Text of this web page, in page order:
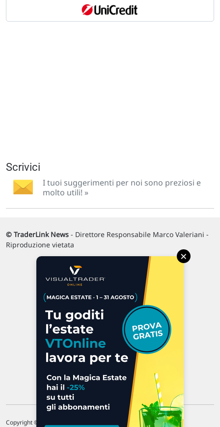
Scrivici
I tuoi suggerimenti per noi sono preziosi e
molto utili! »
© TraderLink News - Direttore Responsabile Marco Valeriani -
Riproduzione vietata
Via Macanno, 38/A
P.IVA 02 452 460 401
Chi siamo
Commenti e segnalazioni
Contattaci
Copyright © 1996-2026 Traderlink Italia s.r.l.
×